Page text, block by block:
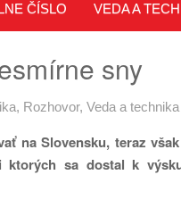
ČÍSLO VEDA A
sny
, Rozhovor, Veda a technika
na Slovensku, teraz
ktorých sa dostal k